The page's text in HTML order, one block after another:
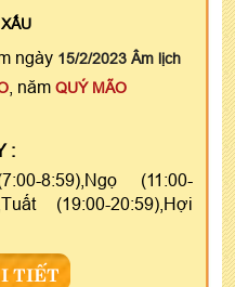
XẤU
ngày 15/2/2023 Âm lịch
, năm QUÝ MÃO
:
8:59),Ngọ (11:00-
(19:00-20:59),Hợi
TIẾT